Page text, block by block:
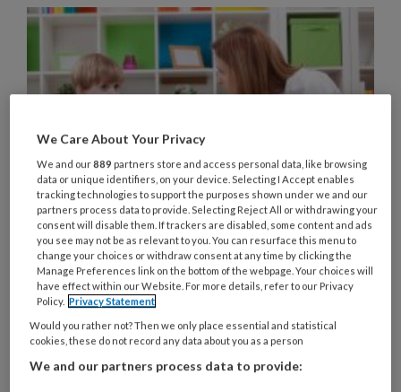
Toename in ‘hardhandige
handelingen, kleineren en duwen
en trekken’
Niet eerder telde de Vertrouwensinspectie
We Care About Your Privacy
We and our889 partners store and access personal data, like browsing
data or unique identifiers, on your device. Selecting I Accept enables
tracking technologies to support the purposes shown under we and our
partners process data to provide. Selecting Reject All or withdrawing your
consent will disable them. If trackers are disabled, some content and ads
you see may not be as relevant to you. You can resurface this menu to
change your choices or withdraw consent at any time by clicking the
Manage Preferences link on the bottom of the webpage. Your choices will
have effect within our Website. For more details, refer to our Privacy
Policy. Privacy Statement
Would you rather not? Then we only place essential and statistical
cookies, these do not record any data about you as a person
We and our partners process data to provide: